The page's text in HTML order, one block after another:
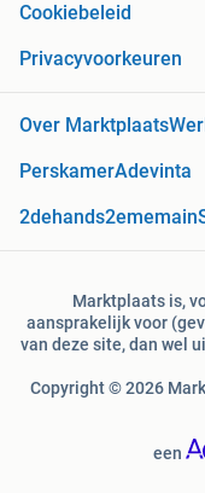
Cookiebeleid
Privacyvoorkeuren
Over Marktplaats
PerskamerAdevinta
2dehands2ememain
Marktplaats is,
aansprakelijk voor
van deze site, dan wel
Copyright © 2026
een